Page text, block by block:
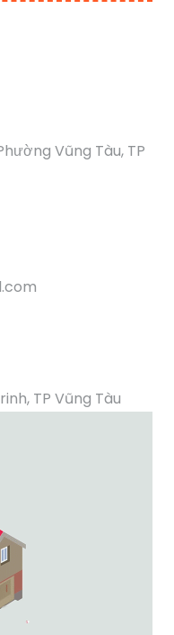
Vũng Tàu, TP
TP Vũng Tàu